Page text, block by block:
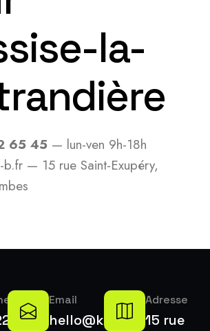
la-
65 45 — lun-ven 9h-18h
b.fr — 15 rue Saint-Exupéry,
Email
hello@k-
Adresse
15 rue